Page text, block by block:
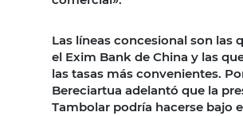
Las líneas concesional son las
el Exim Bank de China y las
las tasas más convenientes.
Bereciartua adelantó que la
Tambolar podría hacerse bajo